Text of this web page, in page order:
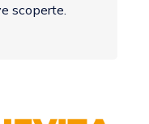
scoperte.